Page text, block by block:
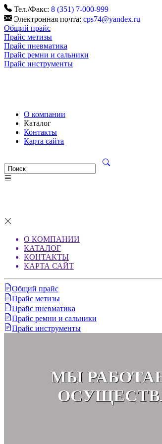
Тел./Факс: 8 (351) 7-000-999
Электронная почта: cps74@yandex.ru
Общий прайс
Прайс метизы
Прайс пневматика
Прайс ремни и сальники
Прайс инструменты
О компании
Каталог
Контакты
Карта сайта
О КОМПАНИИ
КАТАЛОГ
КОНТАКТЫ
КАРТА САЙТ
Общий прайс
Прайс метизы
Прайс пневматика
Прайс ремни и сальники
Прайс инструменты
МЫ